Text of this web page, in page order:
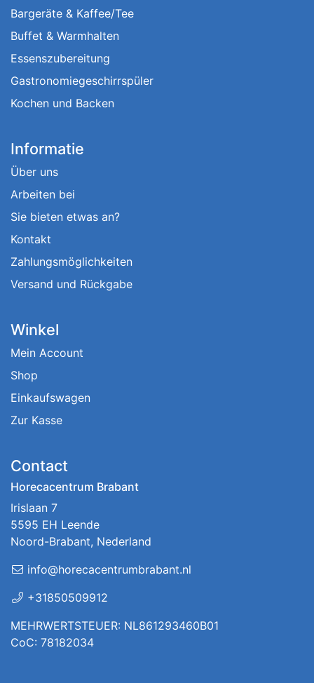
Bargeräte & Kaffee/Tee
Buffet & Warmhalten
Essenszubereitung
Gastronomiegeschirrspüler
Kochen und Backen
Informatie
Über uns
Arbeiten bei
Sie bieten etwas an?
Kontakt
Zahlungsmöglichkeiten
Versand und Rückgabe
Winkel
Mein Account
Shop
Einkaufswagen
Zur Kasse
Contact
Horecacentrum Brabant
Irislaan 7
5595 EH Leende
Noord-Brabant, Nederland
info@horecacentrumbrabant.nl
+31850509912
MEHRWERTSTEUER: NL861293460B01
CoC: 78182034